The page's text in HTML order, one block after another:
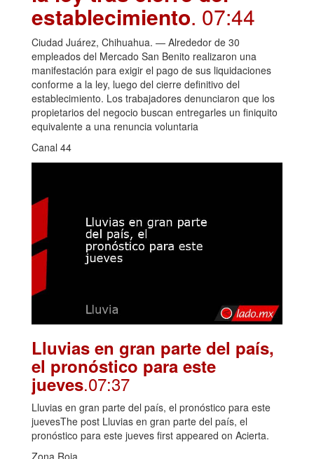
establecimiento. 07:44
Ciudad Juárez, Chihuahua. — Alrededor de 30
empleados del Mercado San Benito realizaron una
manifestación para exigir el pago de sus liquidaciones
conforme a la ley, luego del cierre definitivo del
establecimiento. Los trabajadores denunciaron que los
propietarios del negocio buscan entregarles un finiquito
equivalente a una renuncia voluntaria
Canal 44
Lluvias en gran parte del país,
el pronóstico para este
jueves.07:37
Lluvias en gran parte del país, el pronóstico para este
juevesThe post Lluvias en gran parte del país, el
pronóstico para este jueves first appeared on Acierta.
Zona Roja